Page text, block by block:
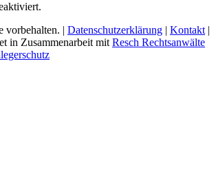
vorbehalten. | Datenschutzerklärung | Kontakt|
in Zusammenarbeit mitResch Rechtsanwälte